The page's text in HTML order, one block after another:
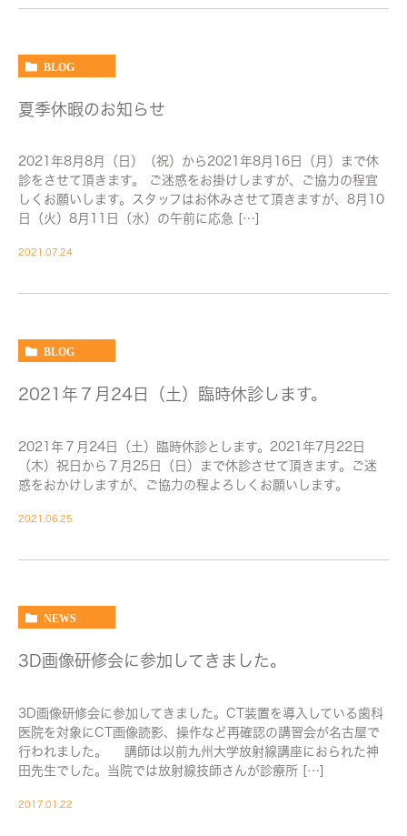
BLOG
夏季休暇のお知らせ
2021年8月8月（日）（祝）から2021年8月16日（月）まで休
診をさせて頂きます。 ご迷惑をお掛けしますが、ご協力の程宜
しくお願いします。スタッフはお休みさせて頂きますが、8月10
日（火）8月11日（水）の午前に応急 […]
2021.07.24
BLOG
2021年７月24日（土）臨時休診します。
2021年７月24日（土）臨時休診とします。2021年7月22日
（木）祝日から７月25日（日）まで休診させて頂きます。ご迷
惑をおかけしますが、ご協力の程よろしくお願いします。
2021.06.25
NEWS
3D画像研修会に参加してきました。
3D画像研修会に参加してきました。CT装置を導入している歯科
医院を対象にCT画像読影、操作など再確認の講習会が名古屋で
行われました。 講師は以前九州大学放射線講座におられた神
田先生でした。当院では放射線技師さんが診療所 […]
2017.01.22